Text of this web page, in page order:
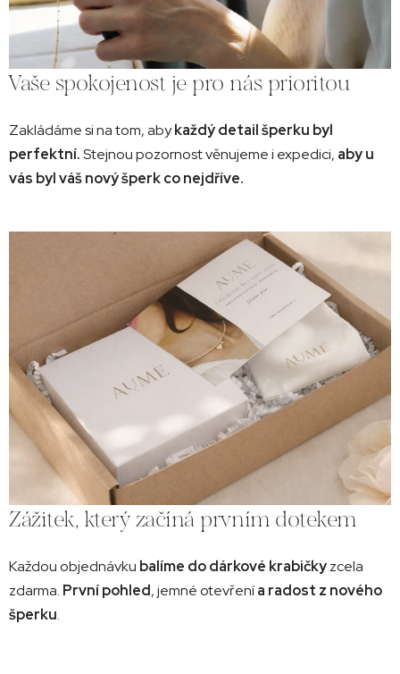
Vaše spokojenost je pro nás prioritou
Zakládáme si na tom, abykaždý detail šperku byl
perfektní.Stejnou pozornost věnujeme i expedici, aby u
vás byl váš nový šperk co nejdříve.
Zážitek, který začíná prvním dotekem
Každou objednávku balíme do dárkové krabičkyzcela
zdarma. První pohled, jemné otevřenía radost z nového
šperku.